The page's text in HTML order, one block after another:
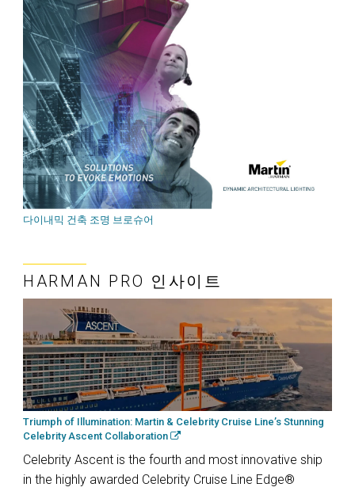
다이내믹 건축 조명 브로슈어
HARMAN PRO 인사이트
Triumph of Illumination: Martin & Celebrity Cruise Line’s Stunning
Celebrity Ascent Collaboration
Celebrity Ascent is the fourth and most innovative ship
in the highly awarded Celebrity Cruise Line Edge®